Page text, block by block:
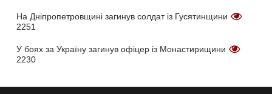
На Дніпропетровщині загинув солдат із Гусятинщини
2251
У боях за Україну загинув офіцер із Монастирищини
2230